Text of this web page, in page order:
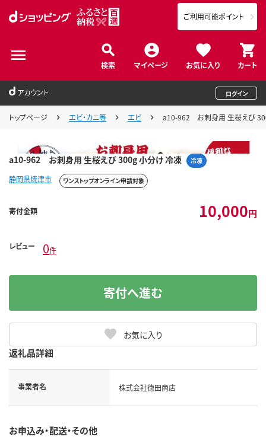
検索 マイページ お気に入り カート
ご利用可能ポイント
アカウント ログイン
トップページ エビ・カニ等 エビ a10-962 お刺身用 生桜えび
a10-962 お刺身用 生桜えび 300g 小分け 冷凍 冷凍
静岡県焼津市 ワンストップオンライン申請対象
寄付金額 10,000円
レビュー 0件
お気に入り
寄付へ進む
返礼品詳細
事業者名 株式会社徳田商店
お申込み・配送・その他